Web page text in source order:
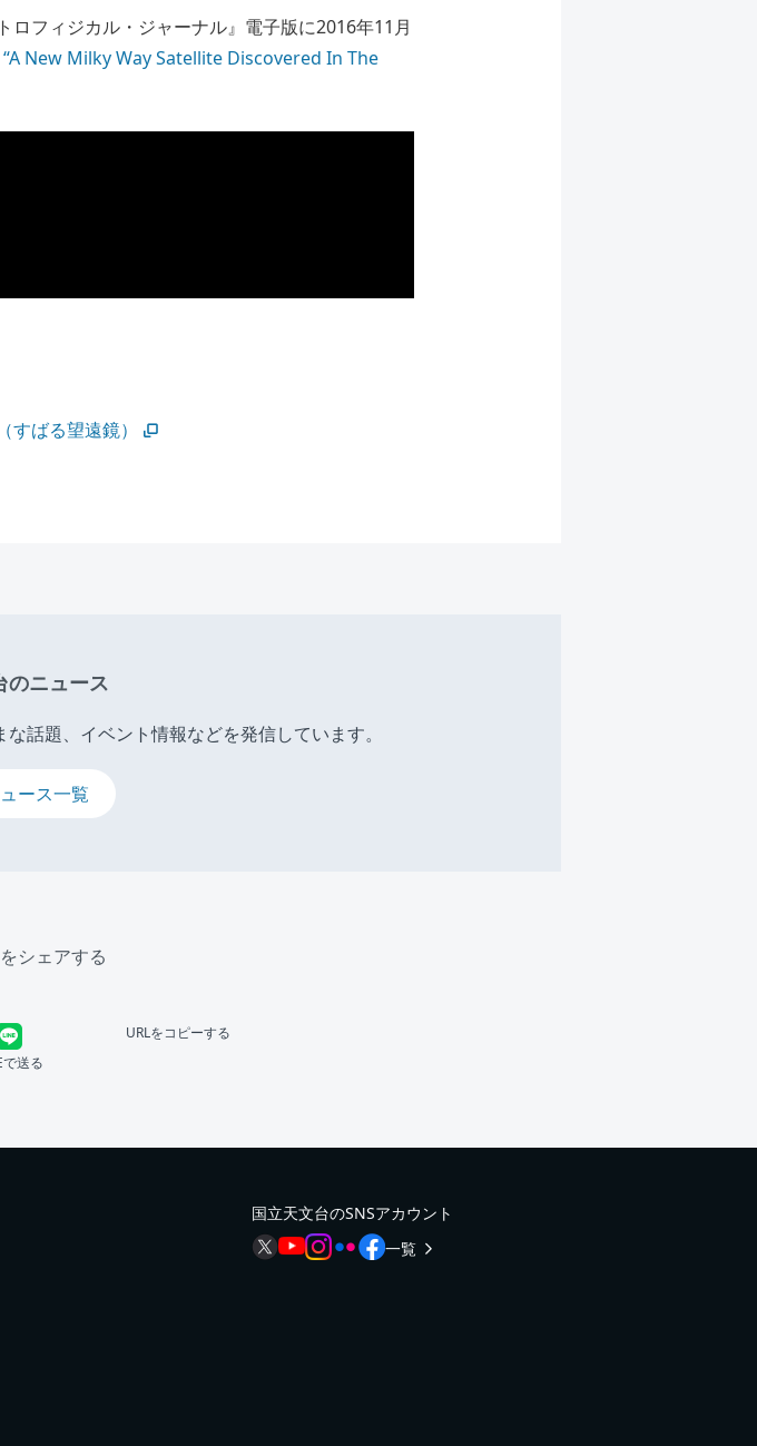
フィジカル・ジャーナル』電子版に2016年11月
New Milky Way Satellite Discovered In The
ばる望遠鏡）
のニュース
話題、イベント情報などを発信しています。
ース一覧
シェアする
で送る
URLをコピーする
国立天文台のSNSアカウント
一覧